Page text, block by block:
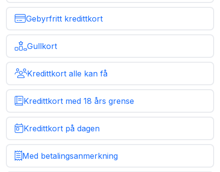
Gebyrfritt kredittkort
Gullkort
Kredittkort alle kan få
Kredittkort med 18 års grense
Kredittkort på dagen
Med betalingsanmerkning